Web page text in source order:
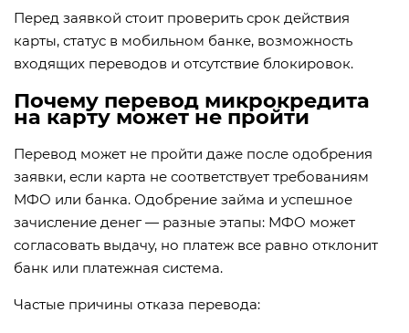
Перед заявкой стоит проверить срок действия
карты, статус в мобильном банке, возможность
входящих переводов и отсутствие блокировок.
Почему перевод микрокредита
на карту может не пройти
Перевод может не пройти даже после одобрения
заявки, если карта не соответствует требованиям
МФО или банка. Одобрение займа и успешное
зачисление денег — разные этапы: МФО может
согласовать выдачу, но платеж все равно отклонит
банк или платежная система.
Частые причины отказа перевода: